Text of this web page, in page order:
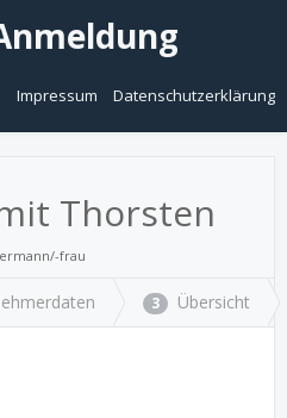
Impressum Datenschutzerklärung
Thorsten
frau
3 Übersicht